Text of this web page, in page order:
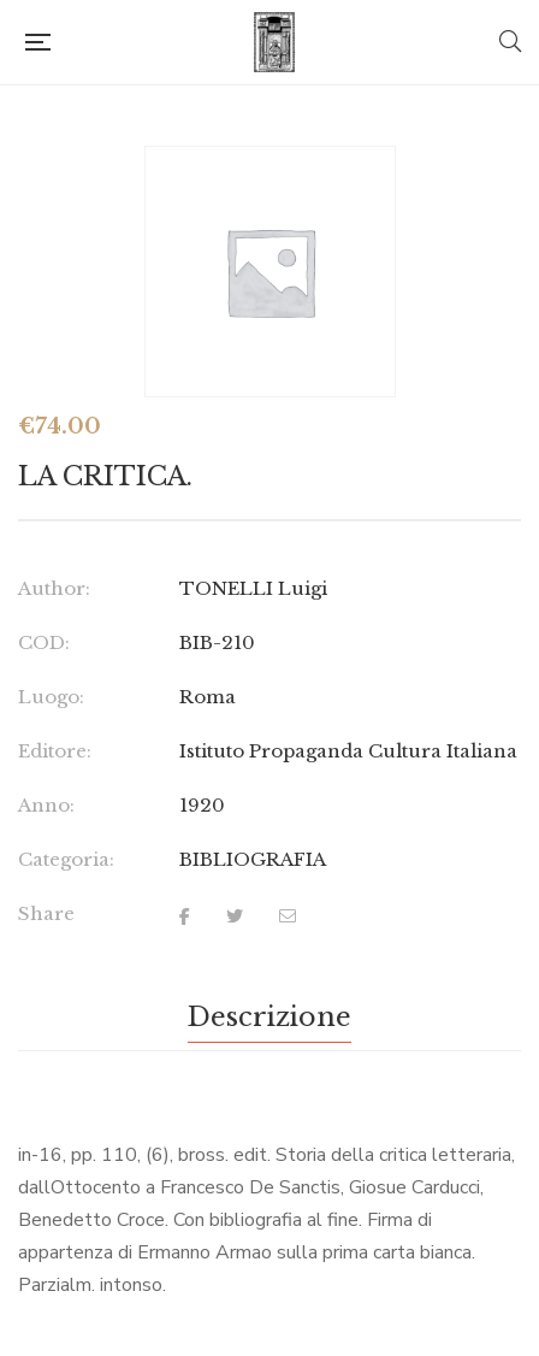
€74.00
LA CRITICA.
Author: TONELLI Luigi
COD: BIB-210
Luogo: Roma
Editore: Istituto Propaganda Cultura Italiana
Anno: 1920
Categoria: BIBLIOGRAFIA
Share
Descrizione
in-16, pp. 110, (6), bross. edit. Storia della critica letteraria,
dallOttocento a Francesco De Sanctis, Giosue Carducci,
Benedetto Croce. Con bibliografia al fine. Firma di
appartenza di Ermanno Armao sulla prima carta bianca.
Parzialm. intonso.